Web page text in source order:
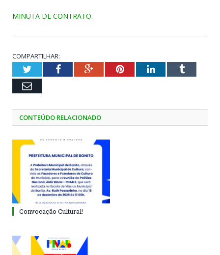
MINUTA DE CONTRATO.
COMPARTILHAR:
TwitterFacebookGoogle+PinterestLinkedInTumblr
Email
CONTEÚDO RELACIONADO
Convocação Cultural!